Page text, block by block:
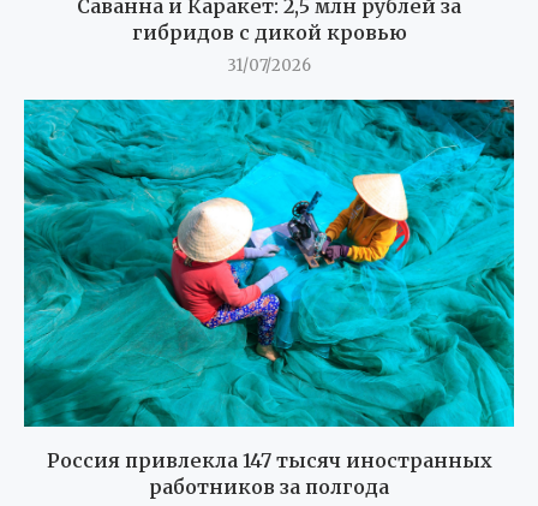
Саванна и Каракет: 2,5 млн рублей за
гибридов с дикой кровью
31/07/2026
Россия привлекла 147 тысяч иностранных
работников за полгода